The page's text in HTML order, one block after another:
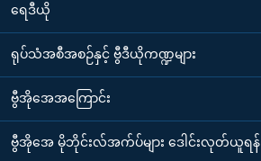
ရေဒီယို
ရုပ်သံအစီအစဉ်နှင့် ဗွီဒီယိုကဏ္ဍများ
ဗွီအိုအေအကြောင်း
ဗွီအိုအေ မိုဘိုင်းလ်အက်ပ်များ ဒေါင်းလုတ်ယူရန်